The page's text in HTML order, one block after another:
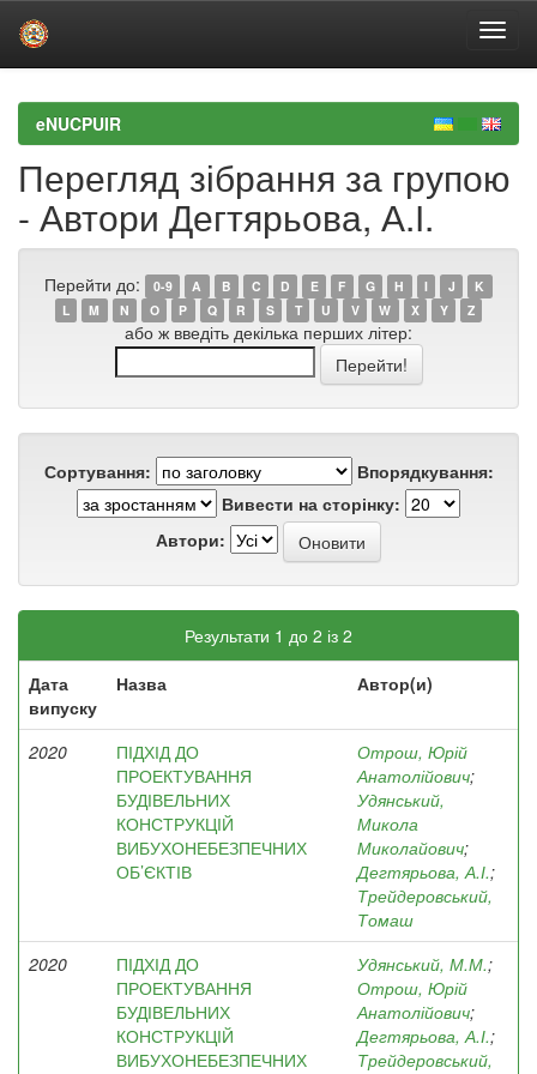
navigationeNUCPUIR
Перегляд зібрання за групою
- Автори Дегтярьова, А.І.
Перейти до: 0-9 A B C D E F G H I J
K
L
M N O P Q R S T U V W X Y Z
або ж введіть декілька перших літер:
Сортування:
Впорядкування:
Вивести на сторінку:
Автори:
Результати 1 до 2 із 2
Дата
випуску
Назва Автор(и)
2020
ПІДХІД ДО
ПРОЕКТУВАННЯ
БУДІВЕЛЬНИХ
КОНСТРУКЦІЙ
ВИБУХОНЕБЕЗПЕЧНИХ
ОБ’ЄКТІВ
Отрош, Юрій
Анатолійович;
Удянський,
Микола
Миколайович;
Дегтярьова, А.І.;
Трейдеровський,
Томаш
2020
ПІДХІД ДО
ПРОЕКТУВАННЯ
БУДІВЕЛЬНИХ
КОНСТРУКЦІЙ
ВИБУХОНЕБЕЗПЕЧНИХ
Удянський, М.М.;
Отрош, Юрій
Анатолійович;
Дегтярьова, А.І.;
Трейдеровський,